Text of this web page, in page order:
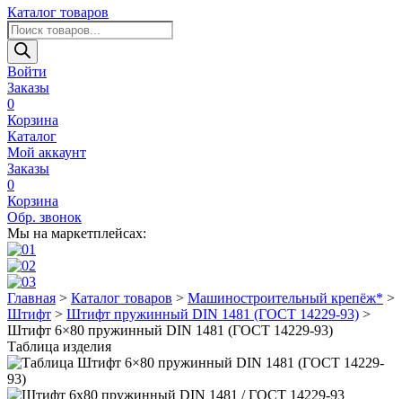
Каталог товаров
Поиск
товаров
Войти
Заказы
0
Корзина
Каталог
Мой аккаунт
Заказы
0
Корзина
Обр. звонок
Мы на маркетплейсах:
Главная > Каталог товаров > Машиностроительный крепёж* >
Штифт > Штифт пружинный DIN 1481 (ГОСТ 14229-93) >
Штифт 6×80 пружинный DIN 1481 (ГОСТ 14229-93)
Таблица изделия